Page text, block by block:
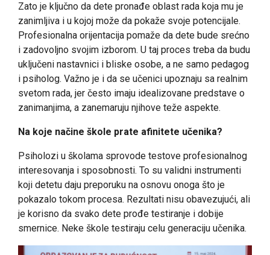
Zato je ključno da dete pronađe oblast rada koja mu je
zanimljiva i u kojoj može da pokaže svoje potencijale.
Profesionalna orijentacija pomaže da dete bude srećno
i zadovoljno svojim izborom. U taj proces treba da budu
uključeni nastavnici i bliske osobe, a ne samo pedagog
i psiholog. Važno je i da se učenici upoznaju sa realnim
svetom rada, jer često imaju idealizovane predstave o
zanimanjima, a zanemaruju njihove teže aspekte.
Na koje načine škole prate afinitete učenika?
Psiholozi u školama sprovode testove profesionalnog
interesovanja i sposobnosti. To su validni instrumenti
koji detetu daju preporuku na osnovu onoga što je
pokazalo tokom procesa. Rezultati nisu obavezujući, ali
je korisno da svako dete prođe testiranje i dobije
smernice. Neke škole testiraju celu generaciju učenika.